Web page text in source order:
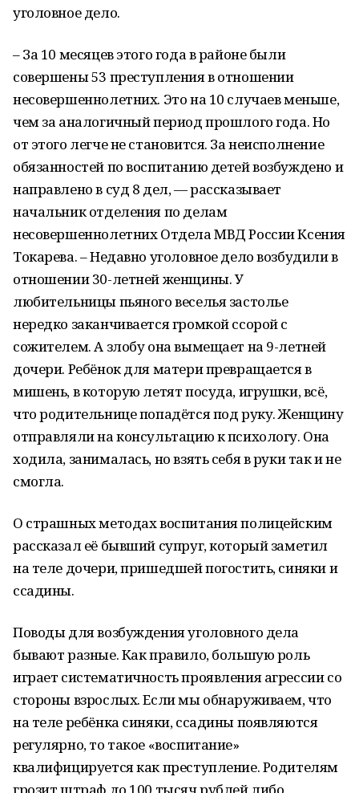
уголовное дело.
– За 10 месяцев этого года в районе были
совершены 53 преступления в отношении
несовершеннолетних. Это на 10 случаев меньше,
чем за аналогичный период прошлого года. Но
от этого легче не становится. За неисполнение
обязанностей по воспитанию детей возбуждено и
направлено в суд 8 дел, — рассказывает
начальник отделения по делам
несовершеннолетних Отдела МВД России Ксения
Токарева. – Недавно уголовное дело возбудили в
отношении 30-летней женщины. У
любительницы пьяного веселья застолье
нередко заканчивается громкой ссорой с
сожителем. А злобу она вымещает на 9-летней
дочери. Ребёнок для матери превращается в
мишень, в которую летят посуда, игрушки, всё,
что родительнице попадётся под руку. Женщину
отправляли на консультацию к психологу. Она
ходила, занималась, но взять себя в руки так и не
смогла.
О страшных методах воспитания полицейским
рассказал её бывший супруг, который заметил
на теле дочери, пришедшей погостить, синяки и
ссадины.
Поводы для возбуждения уголовного дела
бывают разные. Как правило, большую роль
играет систематичность проявления агрессии со
стороны взрослых. Если мы обнаруживаем, что
на теле ребёнка синяки, ссадины появляются
регулярно, то такое «воспитание»
квалифицируется как преступление. Родителям